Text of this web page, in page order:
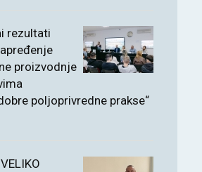
rezultati
proizvodnje
poljoprivredne prakse“